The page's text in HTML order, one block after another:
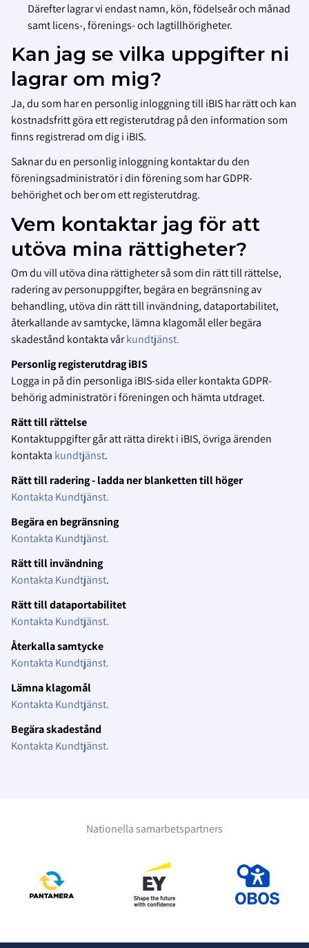
Därefter lagrar vi endast namn, kön, födelseår och månad
samt licens-, förenings- och lagtillhörigheter.
Kan jag se vilka uppgifter ni
lagrar om mig?
Ja, du som har en personlig inloggning till iBIS har rätt och kan
kostnadsfritt göra ett registerutdrag på den information som
finns registrerad om dig i iBIS.
Saknar du en personlig inloggning kontaktar du den
föreningsadministratör i din förening som har GDPR-
behörighet och ber om ett registerutdrag.
Vem kontaktar jag för att
utöva mina rättigheter?
Om du vill utöva dina rättigheter så som din rätt till rättelse,
radering av personuppgifter, begära en begränsning av
behandling, utöva din rätt till invändning, dataportabilitet,
återkallande av samtycke, lämna klagomål eller begära
skadestånd kontakta vårkundtjänst.
Personlig registerutdrag iBIS
Logga in på din personliga iBIS-sida eller kontakta GDPR-
behörig administratör i föreningen och hämta utdraget.
Rätt till rättelse
Kontaktuppgifter går att rätta direkt i iBIS, övriga ärenden
kontakta kundtjänst.
Rätt till radering - ladda ner blanketten till höger
Kontakta Kundtjänst.
Begära en begränsning
Kontakta Kundtjänst.
Rätt till invändning
Kontakta Kundtjänst.
Rätt till dataportabilitet
Kontakta Kundtjänst.
Återkalla samtycke
Kontakta Kundtjänst.
Lämna klagomål
Kontakta Kundtjänst.
Begära skadestånd
Kontakta Kundtjänst.
Nationella samarbetspartners